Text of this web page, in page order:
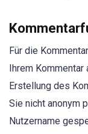
Für die
Ihrem Kommentar
Erstellung des
Sie nicht anonym
Nutzername